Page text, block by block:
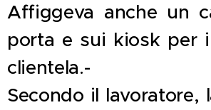
Affiggeva anche un
porta e sui kiosk per
clientela.-
Secondo il lavoratore,